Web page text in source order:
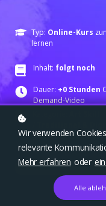
Typ: Online-Kurs
lernen
Inhalt: folgt noch
Dauer: +0 Stunden
Demand-Video
gestalterische
Wir verwenden
relevante
Mehr erfahren oder
Alle